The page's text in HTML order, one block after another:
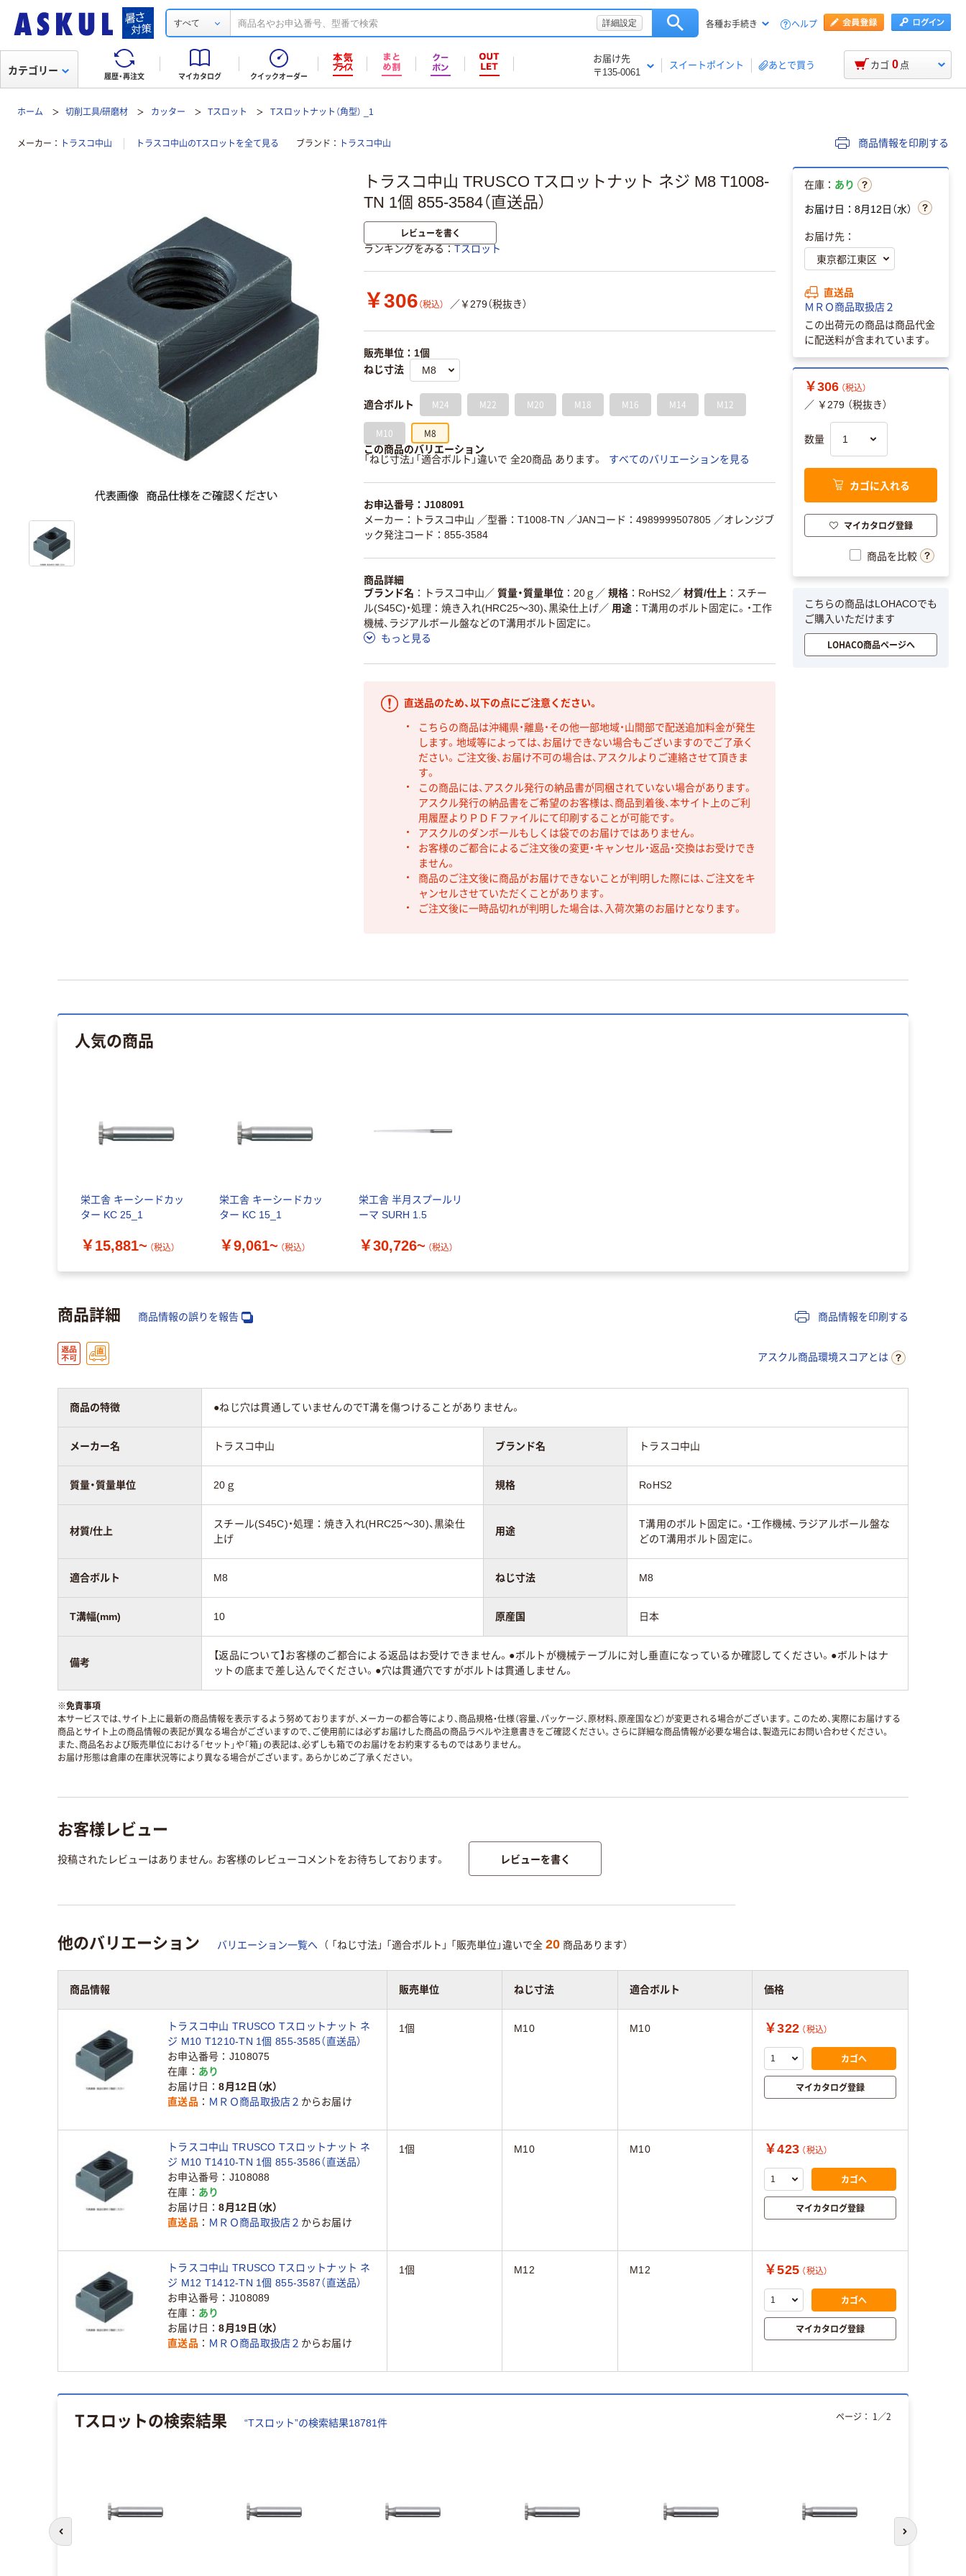
すべて 詳細設定 各種お手続き ヘルプ
履歴・再注文 マイカタログ クイックオーダー
お届け先
〒135-0061
スイートポイント あとで買う
カテゴリー カゴ 0 点
ホーム 切削工具/研磨材 カッター Tスロット Tスロットナット（角型） _1
メーカー トラスコ中山 トラスコ中山のTスロットを全て見る ブランド トラスコ中山 商品情報を印刷する
トラスコ中山 TRUSCO Tスロットナット ネジ M8 T1008-
TN 1個 855-3584（直送品）
レビューを書く
ランキングをみる Tスロット
￥306 （税込） ／￥279（税抜き）
販売単位：1個
ねじ寸法
適合ボルト M24 M22 M20 M18 M16 M14 M12
M10 M8
この商品のバリエーション
「ねじ寸法」「適合ボルト」違いで 全20商品 あります。
すべてのバリエーションを見る
お申込番号：J108091
メーカー：トラスコ中山 ／型番：T1008-TN ／JANコード：4989999507805 ／オレンジブ
ック発注コード：855-3584
商品詳細
ブランド名
トラスコ中山 ／ 質量・質量単位 20ｇ ／ 規格 RoHS2 ／ 材質/仕上
スチー
ル(S45C)・処理：焼き入れ(HRC25～30)、黒染仕上げ／ 用途
T溝用のボルト固定に。・工作
機械、ラジアルボール盤などのT溝用ボルト固定に。
もっと見る
直送品のため、以下の点にご注意ください。
こちらの商品は沖縄県・離島・その他一部地域・山間部で配送追加料金が発生
します。地域等によっては、お届けできない場合もございますのでご了承く
ださい。ご注文後、お届け不可の場合は、アスクルよりご連絡させて頂きま
す。
この商品には、アスクル発行の納品書が同梱されていない場合があります。
アスクル発行の納品書をご希望のお客様は、商品到着後、本サイト上のご利
用履歴よりＰＤＦファイルにて印刷することが可能です。
アスクルのダンボールもしくは袋でのお届けではありません。
お客様のご都合によるご注文後の変更・キャンセル・返品・交換はお受けでき
ません。
商品のご注文後に商品がお届けできないことが判明した際には、ご注文をキ
ャンセルさせていただくことがあります。
ご注文後に一時品切れが判明した場合は、入荷次第のお届けとなります。
在庫： あり
お届け日：8月12日（水）
お届け先：
直送品
ＭＲＯ商品取扱店２
この出荷元の商品は商品代金
に配送料が含まれています。
￥306 （税込）
／ ￥279 （税抜き）
数量
カゴに入れる
マイカタログ登録
商品を比較
こちらの商品はLOHACOでも
ご購入いただけます
LOHACO商品ページへ
人気の商品
栄工舎 キーシードカッ
ター KC 25_1
￥15,881~ （税込）
栄工舎 キーシードカッ
ター KC 15_1
￥9,061~ （税込）
栄工舎 半月スプールリ
ーマ SURH 1.5
￥30,726~ （税込）
商品詳細 商品情報の誤りを報告 商品情報を印刷する
アスクル商品環境スコアとは
商品の特徴 ●ねじ穴は貫通していませんのでT溝を傷つけることがありません。
メーカー名 トラスコ中山 ブランド名 トラスコ中山
質量・質量単位 20ｇ 規格 RoHS2
材質/仕上
スチール(S45C)・処理：焼き入れ(HRC25～30)、黒染仕
上げ
用途
T溝用のボルト固定に。・工作機械、ラジアルボール盤な
どのT溝用ボルト固定に。
適合ボルト M8 ねじ寸法 M8
T溝幅(mm) 10 原産国 日本
備考
【返品について】お客様のご都合による返品はお受けできません。●ボルトが機械テーブルに対し垂直になっているか確認してください。●ボルトはナ
ットの底まで差し込んでください。●穴は貫通穴ですがボルトは貫通しません。
※免責事項
本サービスでは、サイト上に最新の商品情報を表示するよう努めておりますが、メーカーの都合等により、商品規格・仕様（容量、パッケージ、原材料、原産国など）が変更される場合がございます。このため、実際にお届けする
商品とサイト上の商品情報の表記が異なる場合がございますので、ご使用前には必ずお届けした商品の商品ラベルや注意書きをご確認ください。さらに詳細な商品情報が必要な場合は、製造元にお問い合わせください。
また、商品名および販売単位における「セット」や「箱」の表記は、必ずしも箱でのお届けをお約束するものではありません。
お届け形態は倉庫の在庫状況等により異なる場合がございます。あらかじめご了承ください。
お客様レビュー
投稿されたレビューはありません。お客様のレビューコメントをお待ちしております。 レビューを書く
他のバリエーション バリエーション一覧へ （ 「ねじ寸法」 「適合ボルト」 「販売単位」違いで全 20 商品あります）
商品情報 販売単位 ねじ寸法 適合ボルト 価格
トラスコ中山 TRUSCO Tスロットナット ネ
ジ M10 T1210-TN 1個 855-3585（直送品）
お申込番号
J108075
在庫
あり
お届け日
8月12日（水）
直送品
ＭＲＯ商品取扱店２ からお届け
1個 M10 M10 ￥322 （税込）
カゴへ
マイカタログ登録
トラスコ中山 TRUSCO Tスロットナット ネ
ジ M10 T1410-TN 1個 855-3586（直送品）
お申込番号
J108088
在庫
あり
お届け日
8月12日（水）
直送品
ＭＲＯ商品取扱店２ からお届け
1個 M10 M10 ￥423 （税込）
カゴへ
マイカタログ登録
トラスコ中山 TRUSCO Tスロットナット ネ
ジ M12 T1412-TN 1個 855-3587（直送品）
お申込番号
J108089
在庫
あり
お届け日
8月19日（水）
直送品
ＭＲＯ商品取扱店２ からお届け
1個 M12 M12 ￥525 （税込）
カゴへ
マイカタログ登録
Tスロットの検索結果 “Tスロット”の検索結果18781件
ページ： 1 ／2
次のスライド